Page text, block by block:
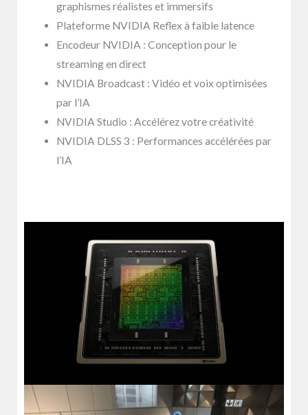
graphismes réalistes et immersifs
Plateforme NVIDIA Reflex à faible latence
Encodeur NVIDIA : Conception pour le
streaming en direct
NVIDIA Broadcast : Vidéo et voix optimisées
par l’IA
NVIDIA Studio : Accélérez votre créativité
NVIDIA DLSS 3 : Performances accélérées par
l’IA